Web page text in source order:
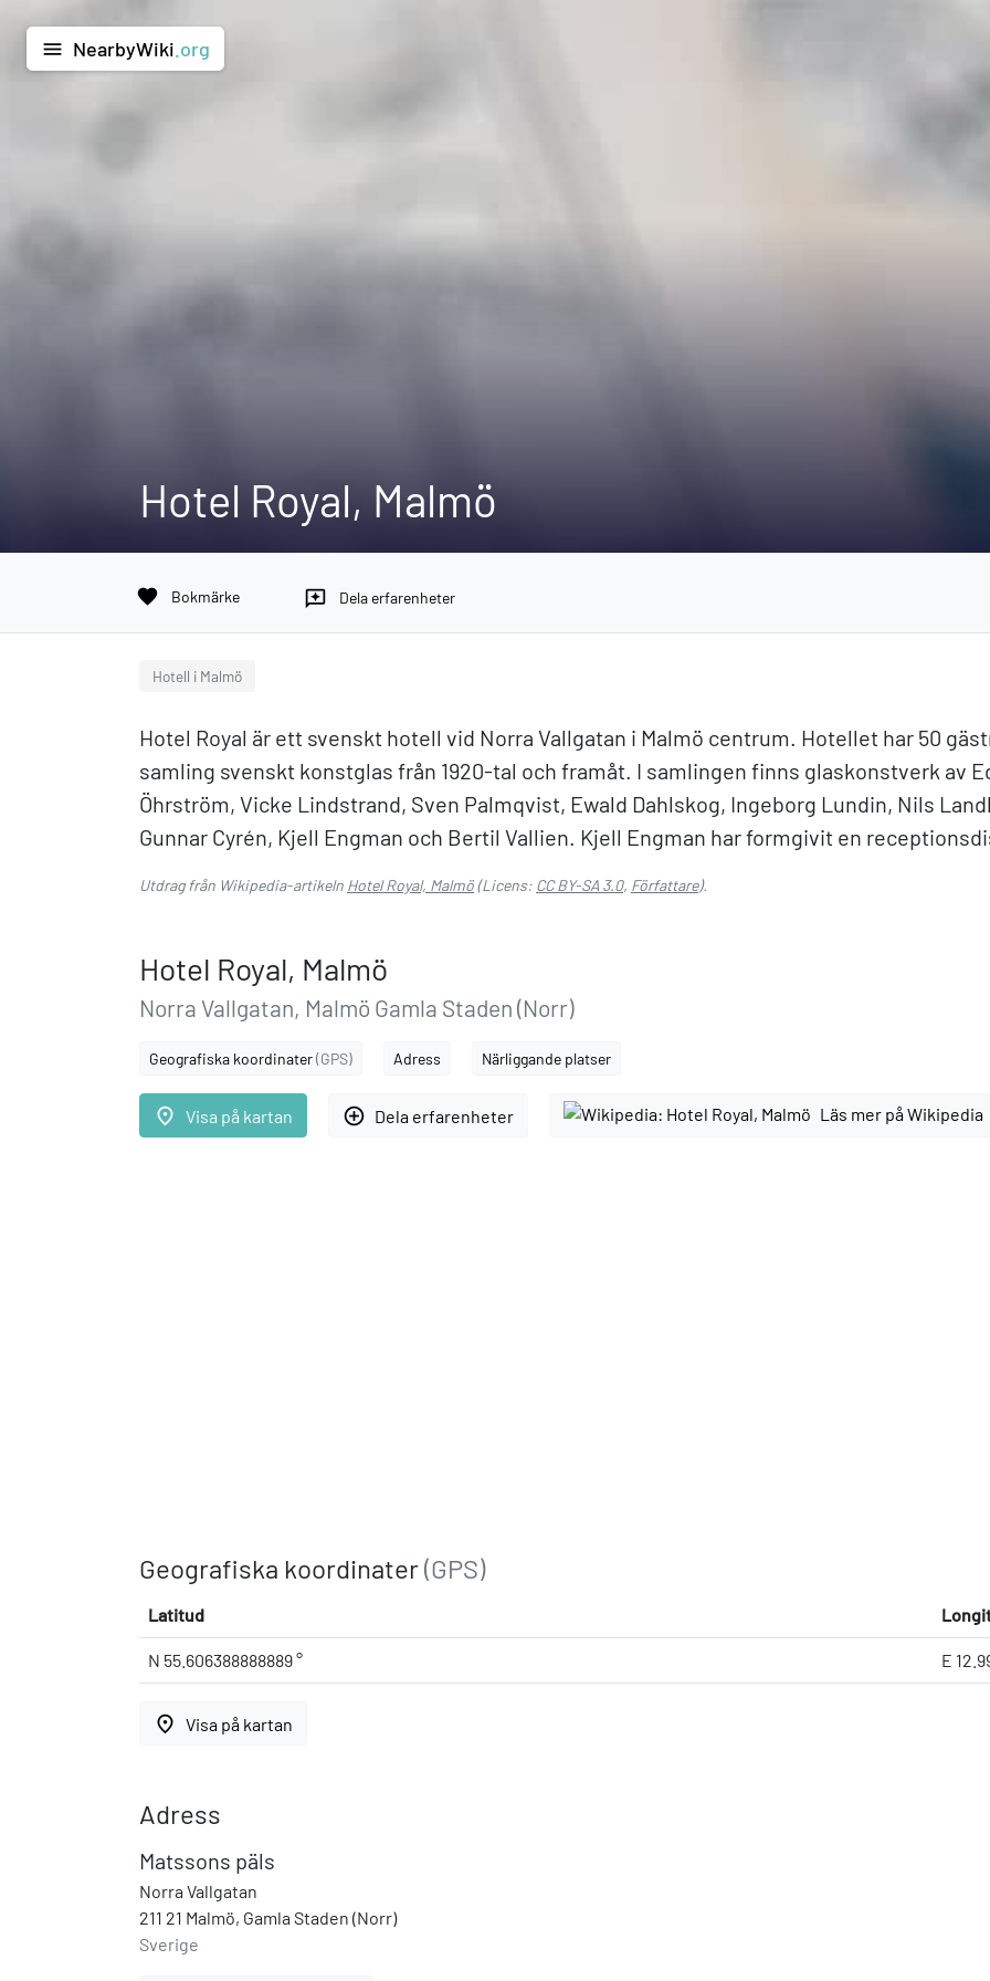
menu NearbyWiki .org
Hotel Royal, Malmö
favorite Bokmärke reviews Dela erfarenheter
Hotell i Malmö
Hotel Royal är ett svenskt hotell vid Norra Vallgatan i Malmö centrum. Hotellet har 50
samling svenskt konstglas från 1920-tal och framåt. I samlingen finns glaskonstverk av
Öhrström, Vicke Lindstrand, Sven Palmqvist, Ewald Dahlskog, Ingeborg Lundin, Nils
Gunnar Cyrén, Kjell Engman och Bertil Vallien. Kjell Engman har formgivit en
Utdrag från Wikipedia-artikeln Hotel Royal, Malmö(Licens: CC BY-SA 3.0, Författare).
Hotel Royal, Malmö
Norra Vallgatan, Malmö Gamla Staden (Norr)
Geografiska koordinater(GPS) Adress Närliggande platser
place Visa på kartan add_circle_outline Dela erfarenheter Läs mer på Wikipedia
Geografiska koordinater(GPS)
Latitud
N 55.606388888889 ° E
place Visa på kartan
Adress
Matssons päls
Norra Vallgatan
211 21 Malmö, Gamla Staden (Norr)
Sverige